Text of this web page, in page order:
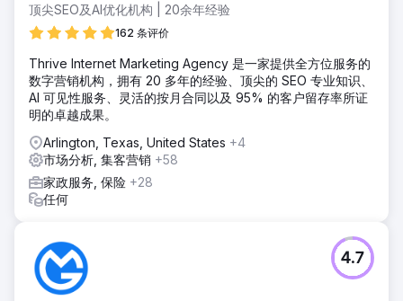
前往营销公司页面
顶尖SEO及AI优化机构 | 20余年经验
162 条评价
Thrive Internet Marketing Agency 是一家提供全方位服务的
数字营销机构，拥有 20 多年的经验、顶尖的 SEO 专业知识、
AI 可见性服务、灵活的按月合同以及 95% 的客户留存率所证
明的卓越成果。
Arlington, Texas, United States +4
市场分析, 集客营销 +58
家政服务, 保险 +28
任何
4.7